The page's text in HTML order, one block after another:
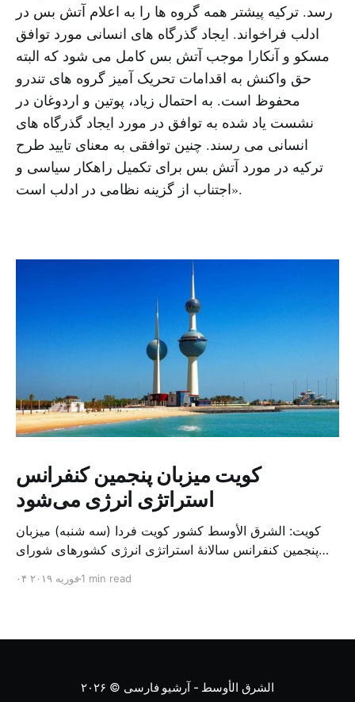
رسد. ترکیه پیشتر همه گروه ها را به اعلام آتش بس در
ادلب فراخواند. ایجاد گذرگاه های انسانی مورد توافق
مسکو و آنکارا موجب آتش بس کامل می شود که البته
حق واکنش به اقدامات تحریک آمیز گروه های تندرو
محفوظ است. به احتمال زیاد، پوتین و اردوغان در
نشست یاد شده به توافق در مورد ایجاد گذرگاه های
انسانی می رسند. چنین توافقی به معنای تایید طرح
ترکیه در مورد آتش بس برای تکمیل راهکار سیاسی و
اجتناب از گزینه نظامی در ادلب است».
کویت میزبان پنجمین کنفرانس
استراتژی انرژی می‌شود
کویت: الشرق الأوسط کشور کویت فردا (سه شنبه) میزبان
پنجمین کنفرانس سالانهٔ استراتژی انرژی کشورهای شورای
متخصص از شرکت‌های جهانی نفت و گاز در این کنفرانس
۰۴ فوریه ۲۰۱۹1 min read
الشرق الأوسط - آرشیو فارسی © ۲۰۲۶